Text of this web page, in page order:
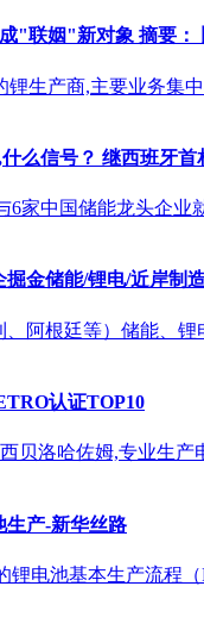
"联姻"新对象 摘要
锂生产商,主要业务
么信号？ 继西班牙
6家中国储能龙头企
金储能/锂电/近岸制
阿根廷等）储能、
认证TOP10
西贝洛哈佐姆,专业生
生产-新华丝路
锂电池基本生产流程